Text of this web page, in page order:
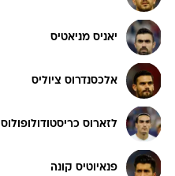
יאניס מניאטיס
אלכסנדרוס ציוליס
לזארוס כריסטודולופולוס
פנאיוטיס קונה